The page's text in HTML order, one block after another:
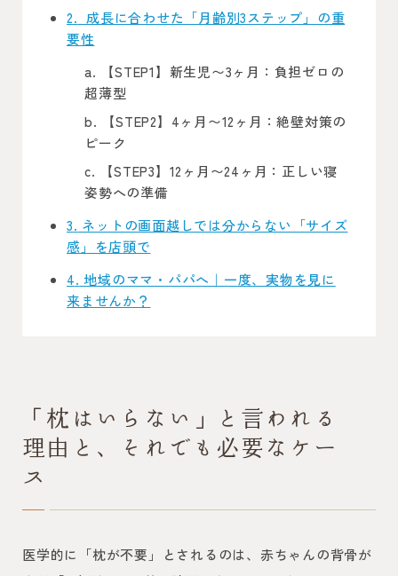
2
成長に合わせた「月齢別3ステップ」の重
要性
【STEP1】新生児〜3ヶ月：負担ゼロの
超薄型
【STEP2】4ヶ月〜12ヶ月：絶壁対策の
ピーク
【STEP3】12ヶ月〜24ヶ月：正しい寝
姿勢への準備
3 ネットの画面越しでは分からない「サイズ
感」を店頭で
4 地域のママ・パパへ｜一度、実物を見に
来ませんか？
「枕はいらない」と言われる
理由と、それでも必要なケー
ス
医学的に「枕が不要」とされるのは、赤ちゃんの背骨が